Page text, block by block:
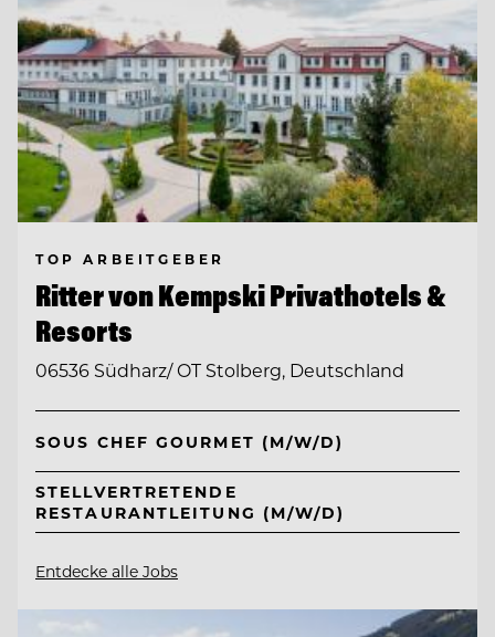
TOP ARBEITGEBER
Ritter von Kempski Privathotels &
Resorts
06536 Südharz/ OT Stolberg, Deutschland
SOUS CHEF GOURMET (M/W/D)
STELLVERTRETENDE
RESTAURANTLEITUNG (M/W/D)
Entdecke alle Jobs